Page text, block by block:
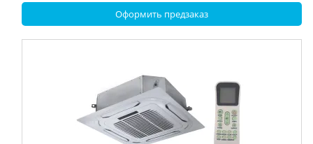
Оформить предзаказ